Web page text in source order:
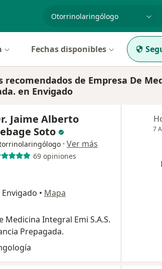
especialidad, enfermedad o
Fechas disponibles
de Empresa De
en Envigado
Jaime Alberto
Soto
· Ver más
69 opiniones
Envigado • Mapa
Medicina Integral Emi S.A.S.
Prepagada.
7